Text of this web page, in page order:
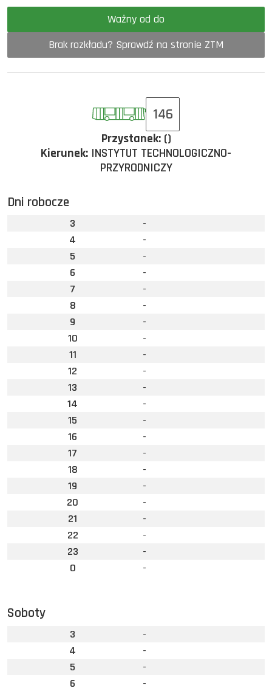
Ważny od do
Brak rozkładu? Sprawdź na stronie ZTM
146
Przystanek:()
Kierunek: INSTYTUT TECHNOLOGICZNO-
PRZYRODNICZY
Dni robocze
3
-
4
-
5
-
6
-
7
-
8
-
9
-
10
-
11
-
12
-
13
-
14
-
15
-
16
-
17
-
18
-
19
-
20
-
21
-
22
-
23
-
0
-
Soboty
3
-
4
-
5
-
6
-